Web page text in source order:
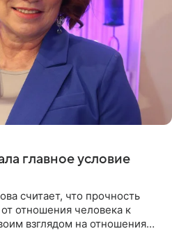
главное условие
считает, что прочность
отношения человека к
взглядом на отношения